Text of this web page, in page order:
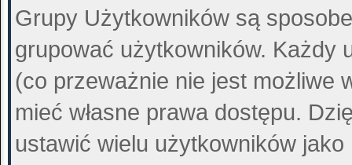
Grupy Użytkowników są
grupować użytkowników. Każdy
(co przeważnie nie jest możliwe
mieć własne prawa dostępu.
ustawić wielu użytkowników